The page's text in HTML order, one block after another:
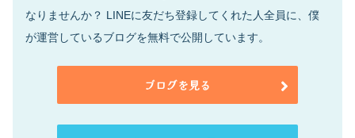
なりませんか？ LINEに友だち登録してくれた人全員に、僕
が運営しているブログを無料で公開しています。
ブログを見る